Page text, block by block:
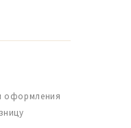
оформления